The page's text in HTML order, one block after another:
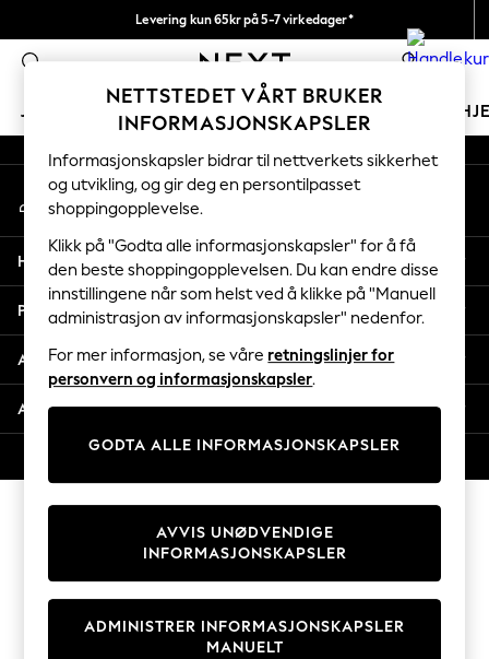
Levering kun 65kr på 5-7 virkedager*
Vi betaler alle tollavgifter 0
JENTER GUTTER BABY KVINNER
GIRLS
New In
50 - 92cm
98 - 110cm
116 - 134cm
140 - 174cm
Trending: Top & Short Sets
Trending: Clogs
Toy Story
THE SET
Coats & Jackets
Sweatshirts & Hoodies
Knitwear
Cardigans
Dresses
Sets & Outfits
T-Shirts
An error occurred on client
Våre sosiale nettverk
Min konto
Logg inn på kontoen din
Hjelp
Personvern & Juridisk
Avdelinger
Andre tjenester
NETTSTEDET VÅRT BRUKER
INFORMASJONSKAPSLER
Informasjonskapsler bidrar til nettverkets sikkerhet
og utvikling, og gir deg en persontilpasset
shoppingopplevelse.
Klikk på "Godta alle informasjonskapsler" for å få
den beste shoppingopplevelsen. Du kan endre disse
innstillingene når som helst ved å klikke på "Manuell
administrasjon av informasjonskapsler" nedenfor.
For mer informasjon, se våre retningslinjer for
personvern og informasjonskapsler.
GODTA ALLE INFORMASJONSKAPSLER
ADMINISTRER INFORMASJONSKAPSLER
MANUELT
AVVIS UNØDVENDIGE
INFORMASJONSKAPSLER